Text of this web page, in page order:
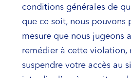
conditions générales de
que ce soit, nous pouvons
mesure que nous jugeons
remédier à cette violation,
suspendre votre accès au